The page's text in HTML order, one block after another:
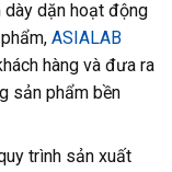
dày dặn hoạt động
ASIALAB
hàng và đưa ra
sản phẩm bền
trình sản xuất